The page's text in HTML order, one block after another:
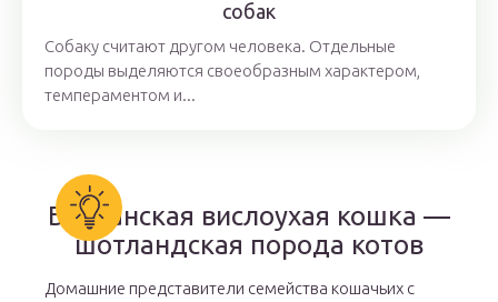
собак
Собаку считают другом человека. Отдельные
породы выделяются своеобразным характером,
темпераментом и...
Британская вислоухая кошка —
шотландская порода котов
Домашние представители семейства кошачьих с